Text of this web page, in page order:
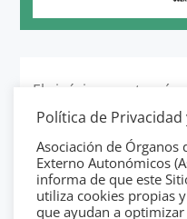
El vigésimo sexto
publicado por los
Autonómicos ya se
desde la web. En el
acceder alBoletín.
Política de Privacidad
Asociación de Órganos
Externo Autonómicos
informa de que este
utiliza cookies propias
que ayudan a optimizar